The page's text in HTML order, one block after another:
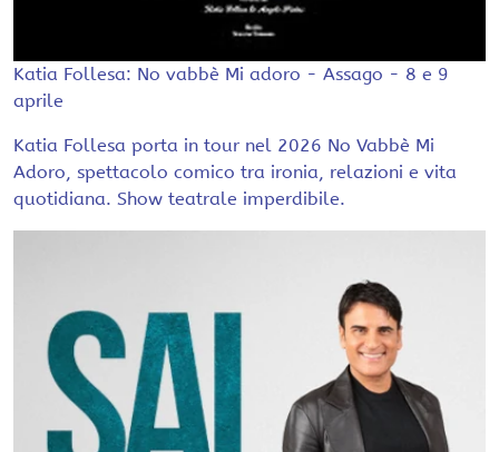
Katia Follesa: No vabbè Mi adoro - Assago - 8 e 9
aprile
Katia Follesa porta in tour nel 2026 No Vabbè Mi
Adoro, spettacolo comico tra ironia, relazioni e vita
quotidiana. Show teatrale imperdibile.